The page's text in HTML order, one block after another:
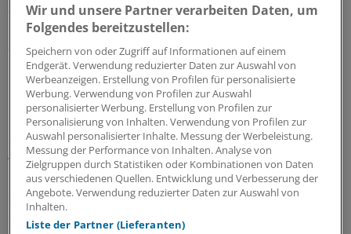
abtöten und mit Antikörpern von infizierten Patienten
reagieren. Dass die Viren für ihre Replikation die Zellen
aktivieren und die Fusion von T-Lymphozyten fördern.
Das erklärt zumindest zum Teil, wie HIV das
Immunsystem unterdrückt.
Ihre Bedeutung gewinnen diese Entdeckungen daraus,
dass sie ein schnelles Klonen von HIV ermöglichten. Das
wiederum erlaubte es, Details der Replikation und die
Interaktion mit dem Wirt zu untersuchen. Und es ließen
sich Diagnosemethoden für Patienten und Blutprodukte
entwickeln - und vor allem Virostatika. Damit war es
Wir und unsere Partner verarbeiten Daten, um
Folgendes bereitzustellen:
Speichern von oder Zugriff auf Informationen auf einem
Endgerät. Verwendung reduzierter Daten zur Auswahl von
Werbeanzeigen. Erstellung von Profilen für personalisierte
Werbung. Verwendung von Profilen zur Auswahl
personalisierter Werbung. Erstellung von Profilen zur
Personalisierung von Inhalten. Verwendung von Profilen zur
Auswahl personalisierter Inhalte. Messung der Werbeleistung.
Messung der Performance von Inhalten. Analyse von
Zielgruppen durch Statistiken oder Kombinationen von Daten
aus verschiedenen Quellen. Entwicklung und Verbesserung der
Angebote. Verwendung reduzierter Daten zur Auswahl von
Inhalten.
Liste der Partner (Lieferanten)